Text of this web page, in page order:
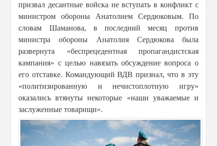
призвал десантные войска не вступать в конфликт с
министром обороны Анатолием Сердюковым. По
словам Шаманова, в последний месяц против
министра обороны Анатолия Сердюкова была
развернута «беспрецедентная пропагандистская
кампания» с целью навязать обсуждение вопроса о
его отставке. Командующий ВДВ признал, что в эту
«политизированную и нечистоплотную игру»
оказались втянуты некоторые «наши уважаемые и
заслуженные товарищи».